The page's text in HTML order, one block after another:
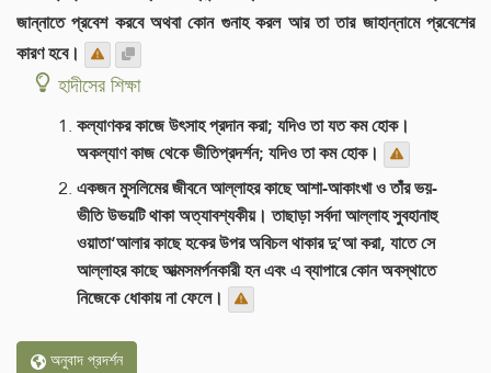
জান্নাতে প্রবেশ করবে অথবা কোন গুনাহ করল আর তা তার জাহান্নামে প্রবেশের
কারণ হবে।
হাদীসের শিক্ষা
কল্যাণকর কাজে উৎসাহ প্রদান করা; যদিও তা যত কম হোক।
অকল্যাণ কাজ থেকে ভীতিপ্রদর্শন; যদিও তা কম হোক।
একজন মুসলিমের জীবনে আল্লাহর কাছে আশা-আকাংখা ও তাঁর ভয়-
ভীতি উভয়টি থাকা অত্যাবশ্যকীয়। তাছাড়া সর্বদা আল্লাহ সুবহানাহু
ওয়াতা‘আলার কাছে হকের উপর অবিচল থাকার দু‘আ করা, যাতে সে
আল্লাহর কাছে আত্মসমর্পনকারী হন এবং এ ব্যাপারে কোন অবস্থাতে
নিজেকে ধোকায় না ফেলে।
অনুবাদ প্রদর্শন